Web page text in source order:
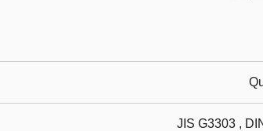
JIS G3303 ,